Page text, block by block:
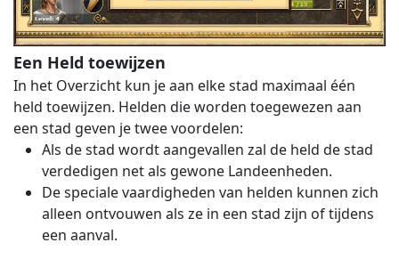
Een Held toewijzen
In het Overzicht kun je aan elke stad maximaal één
held toewijzen. Helden die worden toegewezen aan
een stad geven je twee voordelen:
Als de stad wordt aangevallen zal de held de stad
verdedigen net als gewone Landeenheden.
De speciale vaardigheden van helden kunnen zich
alleen ontvouwen als ze in een stad zijn of tijdens
een aanval.